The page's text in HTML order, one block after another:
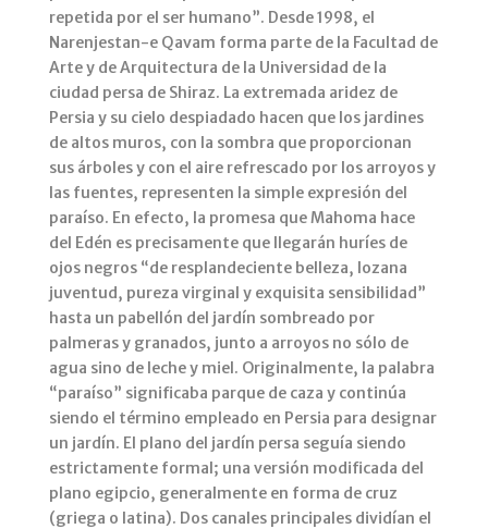
repetida por el ser humano”. Desde 1998, el
Narenjestan-e Qavam forma parte de la Facultad de
Arte y de Arquitectura de la Universidad de la
ciudad persa de Shiraz. La extremada aridez de
Persia y su cielo despiadado hacen que los jardines
de altos muros, con la sombra que proporcionan
sus árboles y con el aire refrescado por los arroyos y
las fuentes, representen la simple expresión del
paraíso. En efecto, la promesa que Mahoma hace
del Edén es precisamente que llegarán huríes de
ojos negros “de resplandeciente belleza, lozana
juventud, pureza virginal y exquisita sensibilidad”
hasta un pabellón del jardín sombreado por
palmeras y granados, junto a arroyos no sólo de
agua sino de leche y miel. Originalmente, la palabra
“paraíso” significaba parque de caza y continúa
siendo el término empleado en Persia para designar
un jardín. El plano del jardín persa seguía siendo
estrictamente formal; una versión modificada del
plano egipcio, generalmente en forma de cruz
(griega o latina). Dos canales principales dividían el